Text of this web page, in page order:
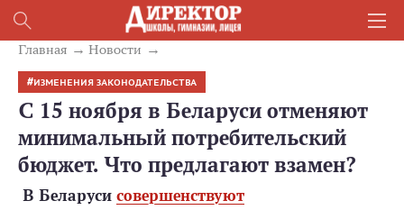
Главная Новости
ИЗМЕНЕНИЯ ЗАКОНОДАТЕЛЬСТВА
С 15 ноября в Беларуси отменяют
минимальный потребительский
бюджет. Что предлагают взамен?
В Беларуси совершенствуют